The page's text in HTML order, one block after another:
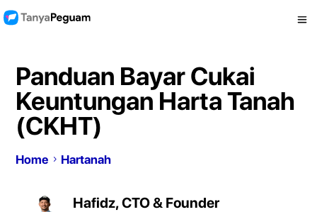
Panduan Bayar Cukai
Keuntungan Harta Tanah
(CKHT)
Home Hartanah
Hafidz, CTO & Founder